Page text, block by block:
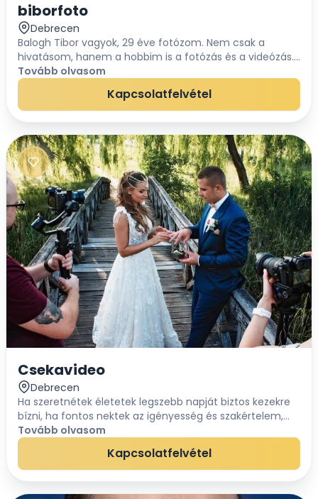
biborfoto
Debrecen
Balogh Tibor vagyok, 29 éve fotózom. Nem csak a
hivatásom, hanem a hobbim is a fotózás és a videózás.
Remélem, hogy a szakértelmem a kreativitásommal
párosulva elnyeri a tetszésüket.Törekszünk követ...
Tovább olvasom
Kapcsolatfelvétel
Csekavideo
Debrecen
Ha szeretnétek életetek legszebb napját biztos kezekre
bízni, ha fontos nektek az igényesség és szakértelem,
akkor jó helyen jártok. Csapatunk mindig azon dolgozik,
hogy a maximálisat hozza ki az adot...
Tovább olvasom
Kapcsolatfelvétel